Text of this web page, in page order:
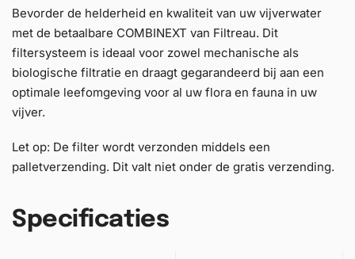
Bevorder de helderheid en kwaliteit van uw vijverwater
met de betaalbare COMBINEXT van Filtreau. Dit
filtersysteem is ideaal voor zowel mechanische als
biologische filtratie en draagt gegarandeerd bij aan een
optimale leefomgeving voor al uw flora en fauna in uw
vijver.
Let op: De filter wordt verzonden middels een
palletverzending. Dit valt niet onder de gratis verzending.
Specificaties